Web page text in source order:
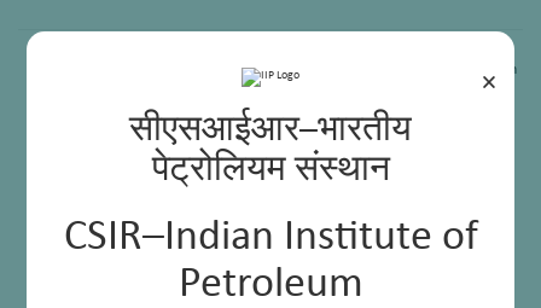
×
सीएसआईआर–भारतीय
पेट्रोलियम संस्थान
CSIR–Indian Institute of
Petroleum
Delayed coking, Visbreaking units were used for Development and research
for other organizations like- Numaligarh Refinery limited,
Reliance Industries Limited, Essar oil etc.